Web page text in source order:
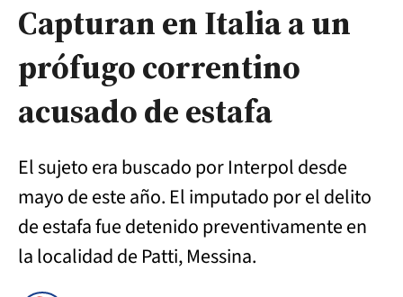
Capturan en Italia a un
prófugo correntino
acusado de estafa
El sujeto era buscado por Interpol desde
mayo de este año. El imputado por el delito
de estafa fue detenido preventivamente en
la localidad de Patti, Messina.